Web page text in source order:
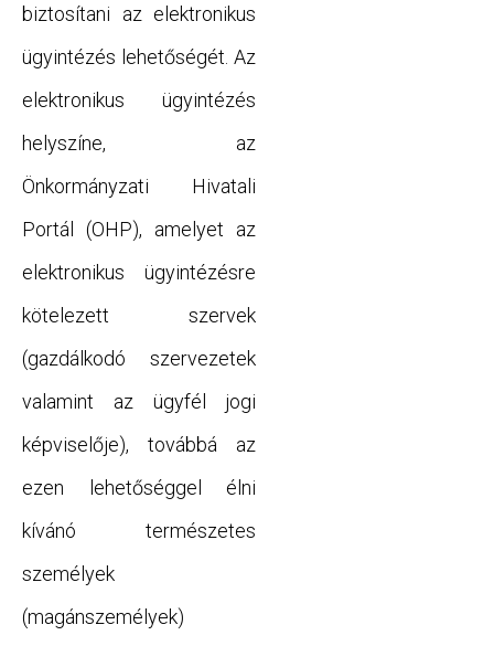
biztosítani az elektronikus
ügyintézés lehetőségét. Az
elektronikus ügyintézés
helyszíne, az
Önkormányzati Hivatali
Portál (OHP), amelyet az
elektronikus ügyintézésre
kötelezett szervek
(gazdálkodó szervezetek
valamint az ügyfél jogi
képviselője), továbbá az
ezen lehetőséggel élni
kívánó természetes
személyek
(magánszemélyek)